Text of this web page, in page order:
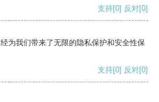
支持[0] 反对[0]
为我们带来了无限的隐私保护和安全性保
支持[0] 反对[0]